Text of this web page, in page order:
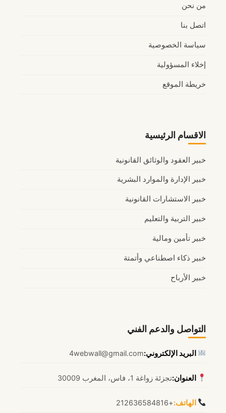
من نحن
اتصل بنا
سياسة الخصوصية
إخلاء المسؤولية
خريطة الموقع
الاقسام الرئيسية
خبير العقود والوثائق القانونية
خبير الإدارة والموارد البشرية
خبير الاستشارات القانونية
خبير التربية والتعليم
خبير تأمين ومالية
خبير ذكاء اصطناعي وأتمتة
خبير الأرباح
التواصل والدعم الفني
البريد الإلكتروني:4webwall@gmail.com
العنوان:تجزئة زواغة 1، فاس، المغرب 30009
الهاتف:+212636584816